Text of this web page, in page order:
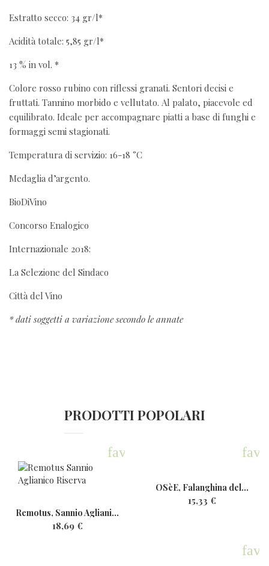
Estratto secco: 34 gr/l*
Acidità totale: 5,85 gr/l*
13 % in vol. *
Colore rosso rubino con riflessi granati. Sentori decisi e
fruttati. Tannino morbido e vellutato. Al palato, piacevole ed
equilibrato. Ideale per accompagnare piatti a base di funghi e
formaggi semi stagionati.
Temperatura di servizio: 16-18 °C
Medaglia d’argento.
BioDiVino
Concorso Enalogico
Internazionale 2018:
La Selezione del Sindaco
Città del Vino
* dati soggetti a variazione secondo le annate
PRODOTTI POPOLARI
favorite
Remotus, Sannio Aglianico...
18,69 €
OSèE, Falanghina del...
15,33 €